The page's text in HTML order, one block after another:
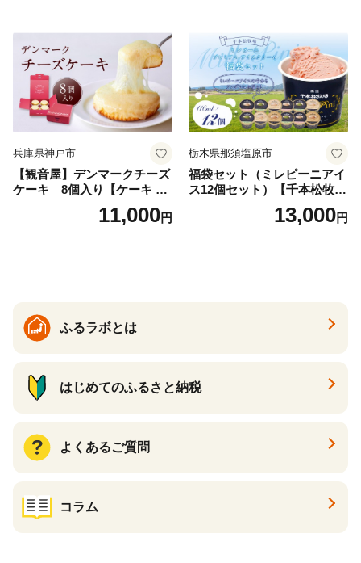
兵庫県神戸市
【観音屋】デンマークチーズ
ケーキ 8個入り【ケーキ チ
ーズケーキ 人気スイーツ お
すすめスイーツ 神戸スイー
11,000円
栃木県那須塩原市
福袋セット（ミレピーニアイ
ス12個セット）【千本松牧
場】 ns025-014-12 【デザー
ト 詰め合わせ ギフト】
13,000円
ふるラボとは
はじめてのふるさと納税
よくあるご質問
コラム